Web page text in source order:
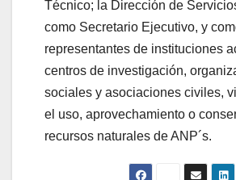
Técnico; la Dirección de
como Secretario Ejecutivo, y
representantes de instituciones
centros de investigación,
sociales y asociaciones civiles,
el uso, aprovechamiento o
recursos naturales de ANP´s.